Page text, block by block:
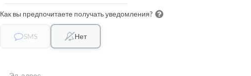
Как вы предпочитаете получать уведомления?
SMS Нет